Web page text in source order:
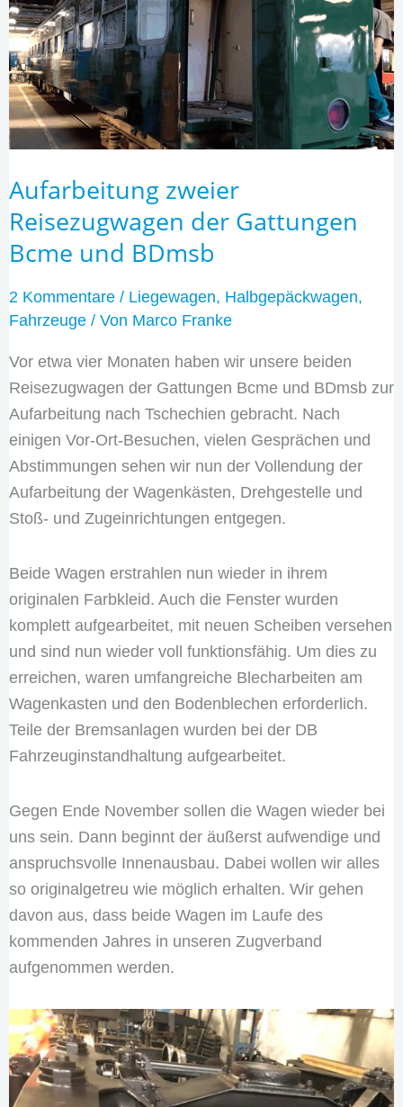
Aufarbeitung zweier
Reisezugwagen der Gattungen
Bcme und BDmsb
2 Kommentare / Liegewagen, Halbgepäckwagen,
Fahrzeuge/ Von Marco Franke
Vor etwa vier Monaten haben wir unsere beiden
Reisezugwagen der Gattungen Bcme und BDmsb zur
Aufarbeitung nach Tschechien gebracht. Nach
einigen Vor-Ort-Besuchen, vielen Gesprächen und
Abstimmungen sehen wir nun der Vollendung der
Aufarbeitung der Wagenkästen, Drehgestelle und
Stoß- und Zugeinrichtungen entgegen.
Beide Wagen erstrahlen nun wieder in ihrem
originalen Farbkleid. Auch die Fenster wurden
komplett aufgearbeitet, mit neuen Scheiben versehen
und sind nun wieder voll funktionsfähig. Um dies zu
erreichen, waren umfangreiche Blecharbeiten am
Wagenkasten und den Bodenblechen erforderlich.
Teile der Bremsanlagen wurden bei der DB
Fahrzeuginstandhaltung aufgearbeitet.
Gegen Ende November sollen die Wagen wieder bei
uns sein. Dann beginnt der äußerst aufwendige und
anspruchsvolle Innenausbau. Dabei wollen wir alles
so originalgetreu wie möglich erhalten. Wir gehen
davon aus, dass beide Wagen im Laufe des
kommenden Jahres in unseren Zugverband
aufgenommen werden.
und
BDmsb